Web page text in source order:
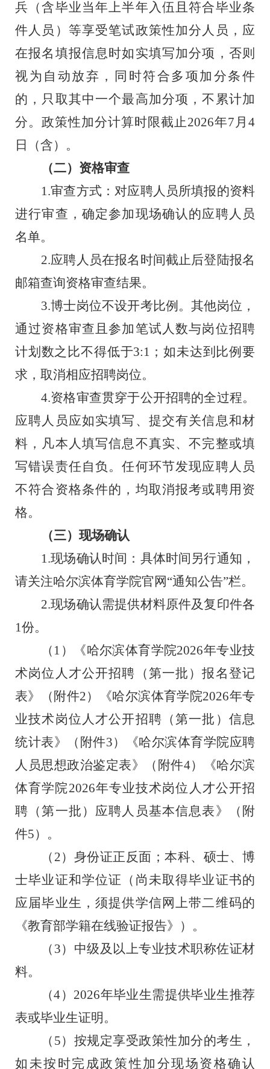
兵（含毕业当年上半年入伍且符合毕业条
件人员）等享受笔试政策性加分人员，应
在报名填报信息时如实填写加分项，否则
视为自动放弃，同时符合多项加分条件
的，只取其中一个最高加分项，不累计加
分。政策性加分计算时限截止2026年7 月 4
日（含）。
（二）资格审查
1.审查方式：对应聘人员所填报的资料
进行审查，确定参加现场确认的应聘人员
名单。
2.应聘人员在报名时间截止后登陆报名
邮箱查询资格审查结果。
3.博士岗位不设开考比例 。其他岗位，
通过资格审查且参加笔试人数与岗位招聘
计划数之比不得低于3:1 ；如未达到比例 要
求 ，取消相应招聘岗位。
4.资格审查贯穿于公开招聘的全过程。
应聘人员应如实填写、提交有关信息和材
料，凡本人填写信息不真实、不完整或填
写错误责任自负。任何环节发现应聘人员
不符合资格条件的，均取消报考或聘用资
格。
（三）现场确认
1.现场确认时间：具体时间另行通知，
请关注哈尔滨体育学院官网“通知公告”栏。
2.现场确认需提供材料原件及复印件各
1份。
（ 1 ） 《哈尔滨体育学院2026年专业技
术岗位 人才公开招聘 （第一批）报名登记
表》（附件2）《哈尔滨体育学院2026年专
业技术岗位 人才公开招聘 （第一批） 信息
统计表》（附件3）《哈尔滨体育学院应聘
人员思想政治鉴定表》（附件4）《哈尔滨
体育学院2026年专业技术岗位 人才公开招
聘 （第一批）应聘人员基本信息表》
（附
件5）。
（ 2）身份证正反面；本科、硕士、博
士毕业证和学位证（尚未取得毕业证书的
应届毕业生，须提供学信网上带二维码的
《教育部学籍在线验证报告》）。
（ 3） 中级及以上专业技术职称佐证材
料。
（4） 2026年毕业生需提供毕业生推荐
表或毕业生证明。
（ 5） 按规定享受政策性加分的考生，
如未按时完成政策性加分现场资格确认